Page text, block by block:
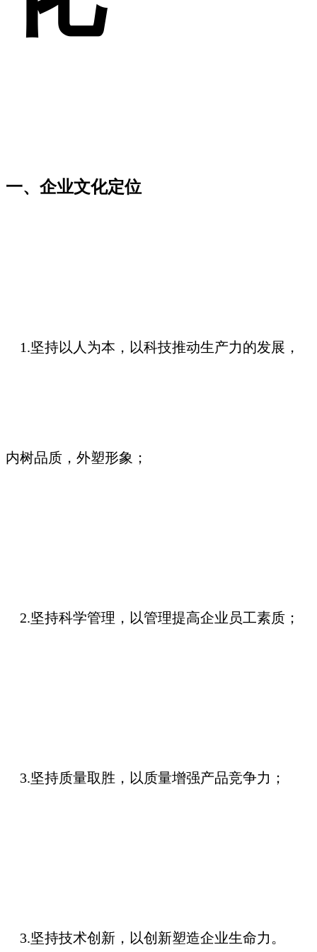
一、企业文化定位
1.坚持以人为本，以科技推动生产力的发展，
内树品质，外塑形象；
2.坚持科学管理，以管理提高企业员工素质；
3.坚持质量取胜，以质量增强产品竞争力；
3.坚持技术创新，以创新塑造企业生命力。